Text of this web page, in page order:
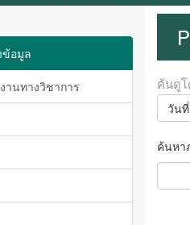
อมูล
นทางวิชาการ ค้นดู
วัน
ค้นหา